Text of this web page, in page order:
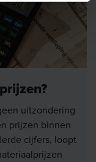
uitzondering
prijzen binnen
cijfers, loopt